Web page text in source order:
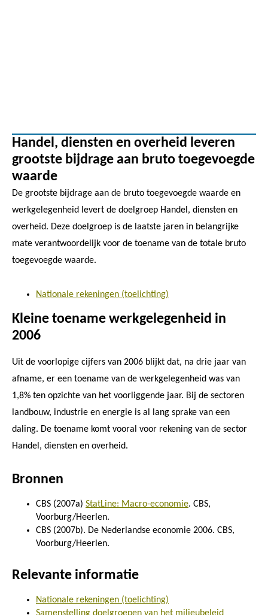
Handel, diensten en overheid leveren
grootste bijdrage aan bruto toegevoegde
waarde
De grootste bijdrage aan de bruto toegevoegde waarde en
werkgelegenheid levert de doelgroep Handel, diensten en
overheid. Deze doelgroep is de laatste jaren in belangrijke
mate verantwoordelijk voor de toename van de totale bruto
toegevoegde waarde.
Nationale rekeningen (toelichting)
Kleine toename werkgelegenheid in
2006
Uit de voorlopige cijfers van 2006 blijkt dat, na drie jaar van
afname, er een toename van de werkgelegenheid was van
1,8% ten opzichte van het voorliggende jaar. Bij de sectoren
landbouw, industrie en energie is al lang sprake van een
daling. De toename komt vooral voor rekening van de sector
Handel, diensten en overheid.
Bronnen
CBS (2007a) StatLine: Macro-economie. CBS,
Voorburg/Heerlen.
CBS (2007b). De Nederlandse economie 2006. CBS,
Voorburg/Heerlen.
Relevante informatie
Nationale rekeningen (toelichting)